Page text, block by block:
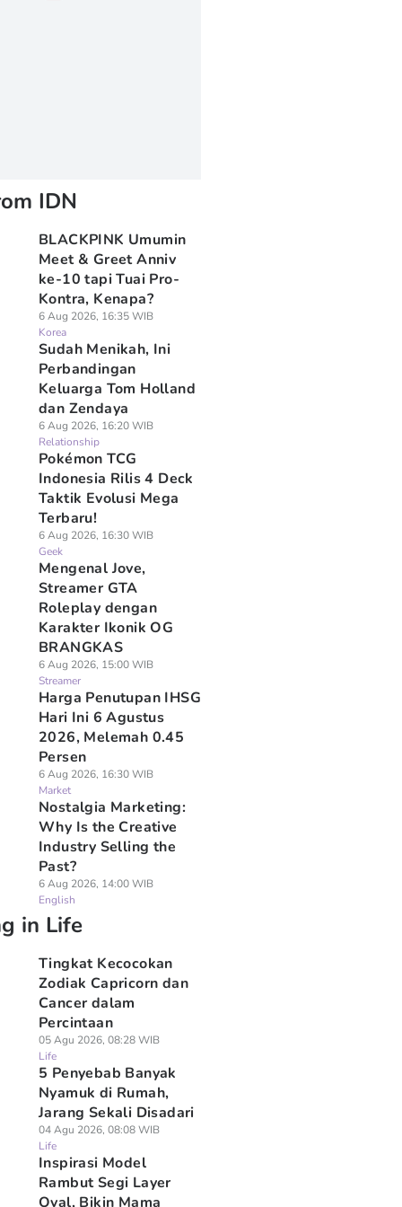
IDN
BLACKPINK Umumin
Meet & Greet Anniv
ke-10 tapi Tuai Pro-
Kontra, Kenapa?
6 Aug 2026, 16:35 WIB
Korea
Sudah Menikah, Ini
Perbandingan
Keluarga Tom Holland
dan Zendaya
6 Aug 2026, 16:20 WIB
Relationship
Pokémon TCG
Indonesia Rilis 4 Deck
Taktik Evolusi Mega
Terbaru!
6 Aug 2026, 16:30 WIB
Geek
Mengenal Jove,
Streamer GTA
Roleplay dengan
Karakter Ikonik OG
BRANGKAS
6 Aug 2026, 15:00 WIB
Streamer
Harga Penutupan IHSG
Hari Ini 6 Agustus
2026, Melemah 0.45
Persen
6 Aug 2026, 16:30 WIB
Market
Nostalgia Marketing:
Why Is the Creative
Industry Selling the
Past?
6 Aug 2026, 14:00 WIB
English
in Life
Tingkat Kecocokan
Zodiak Capricorn dan
Cancer dalam
Percintaan
05 Agu 2026, 08:28 WIB
Life
5 Penyebab Banyak
Nyamuk di Rumah,
Jarang Sekali Disadari
04 Agu 2026, 08:08 WIB
Life
Inspirasi Model
Rambut Segi Layer
Oval, Bikin Mama